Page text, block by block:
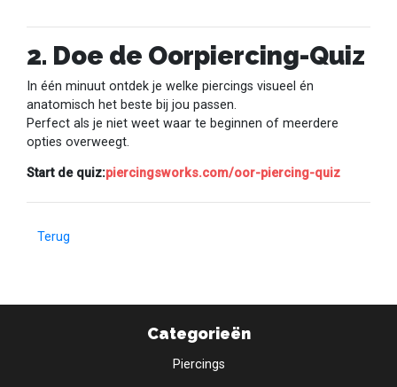
2. Doe de Oorpiercing-Quiz
In één minuut ontdek je welke piercings visueel én
anatomisch het beste bij jou passen.
Perfect als je niet weet waar te beginnen of meerdere
opties overweegt.
Start de quiz:piercingsworks.com/oor-piercing-quiz
Terug
Categorieën
Piercings